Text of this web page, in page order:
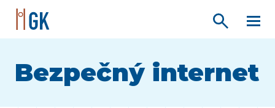
Bezpečný internet